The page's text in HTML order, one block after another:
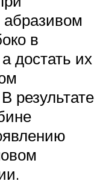
в
достать их
результате